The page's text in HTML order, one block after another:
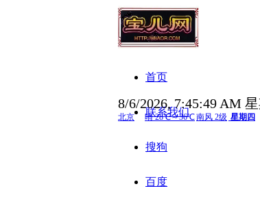
首页
联系我们
搜狗
百度
8/6/2026, 7:45:50 AM